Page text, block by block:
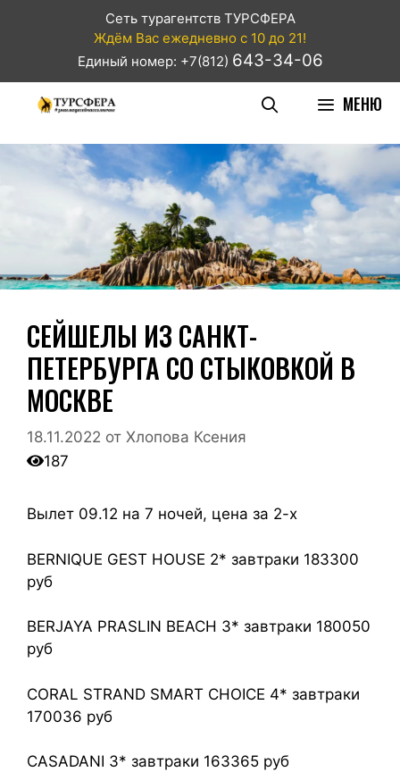
Сеть турагентств ТУРСФЕРА
Ждём Вас ежедневно с 10 до 21!
Единый номер: +7(812) 643-34-06
МЕНЮ
СЕЙШЕЛЫ ИЗ САНКТ-
ПЕТЕРБУРГА СО СТЫКОВКОЙ В
МОСКВЕ
18.11.2022 от Хлопова Ксения
187
Вылет 09.12 на 7 ночей, цена за 2-х
BERNIQUE GEST HOUSE 2* завтраки 183300
руб
BERJAYA PRASLIN BEACH 3* завтраки 180050
руб
CORAL STRAND SMART CHOICE 4* завтраки
170036 руб
CASADANI 3* завтраки 163365 руб